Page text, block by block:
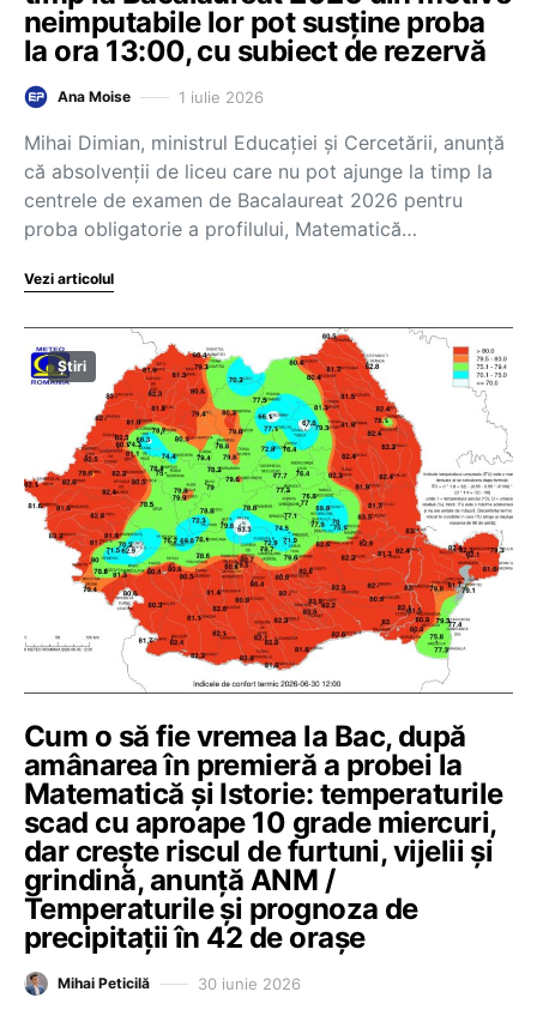
neimputabile lor pot susține proba
la ora 13:00, cu subiect de rezervă
Ana Moise 1 iulie 2026
Mihai Dimian, ministrul Educației și Cercetării, anunță
că absolvenții de liceu care nu pot ajunge la timp la
centrele de examen de Bacalaureat 2026 pentru
proba obligatorie a profilului, Matematică…
Vezi articolul
Știri
Cum o să fie vremea la Bac, după
amânarea în premieră a probei la
Matematică și Istorie: temperaturile
scad cu aproape 10 grade miercuri,
dar crește riscul de furtuni, vijelii și
grindină, anunță ANM /
Temperaturile și prognoza de
precipitații în 42 de orașe
Mihai Peticilă 30 iunie 2026